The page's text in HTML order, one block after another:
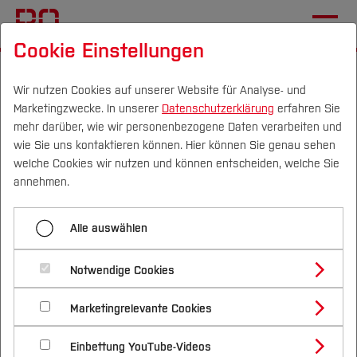
Campus Personen DE|EN Quicklinks
Studium
Studienangebote
Bachelorstudiengänge
Masterstudiengänge
Vor dem Studium
Bewerben & Einschreiben
Bewerbungsportal
Im Studium
Studienbüros und Prüfungen
Nach dem Studium
Forschung & Transfer
Profil
Forschungs- und Transferprofil
Schwerpunkte (FuT)
Beratung & Förderung
Nachhaltigkeit
Nachhaltigkeit studieren
International
Hochschulkommunikation
Links prüfen
Menü aufklappen
Neuerungen TYPO3 V13
Akkordeon
Bildbühne
Dateilink
Links prüfen
Links überprüfen
Cookie Einstellungen
Wir nutzen Cookies auf unserer Website für Analyse- und
Marketingzwecke. In unserer Datenschutzerklärung erfahren Sie
mehr darüber, wie wir personenbezogene Daten verarbeiten und
wie Sie uns kontaktieren können. Hier können Sie genau sehen
welche Cookies wir nutzen und können entscheiden, welche Sie
annehmen.
Alle auswählen
Notwendige Cookies
Marketingrelevante Cookies
Einbettung YouTube-Videos